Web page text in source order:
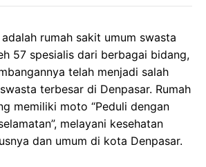
rumah sakit umum swasta
57 spesialis dari berbagai bidang,
telah menjadi salah
terbesar di Denpasar. Rumah
memiliki moto “Peduli dengan
melayani kesehatan
dan umum di kota Denpasar.